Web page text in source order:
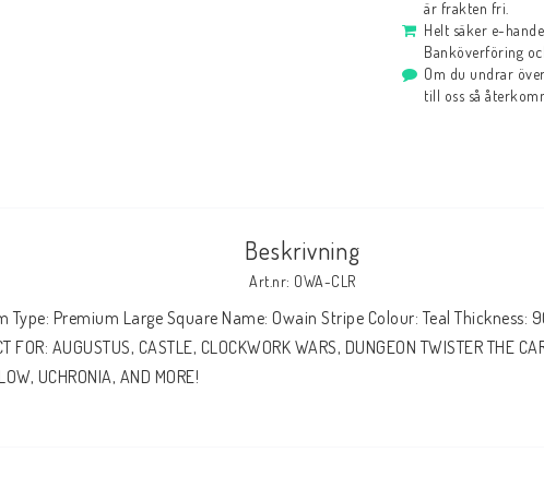
är frakten fri.
Helt säker e-
Banköverföring
Om du undrar
till oss så
Beskrivning
Art.nr: OWA-CLR
Type: Premium Large Square Name: Owain Stripe Colour: Teal Thickness:
FOR: AUGUSTUS, CASTLE, CLOCKWORK WARS, DUNGEON TWISTER THE
UCHRONIA, AND MORE!